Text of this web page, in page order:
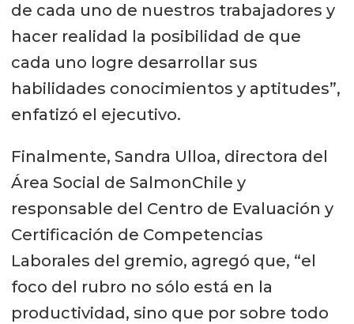
de cada uno de nuestros trabajadores y
hacer realidad la posibilidad de que
cada uno logre desarrollar sus
habilidades conocimientos y aptitudes”,
enfatizó el ejecutivo.
Finalmente, Sandra Ulloa, directora del
Área Social de SalmonChile y
responsable del Centro de Evaluación y
Certificación de Competencias
Laborales del gremio, agregó que, “el
foco del rubro no sólo está en la
productividad, sino que por sobre todo